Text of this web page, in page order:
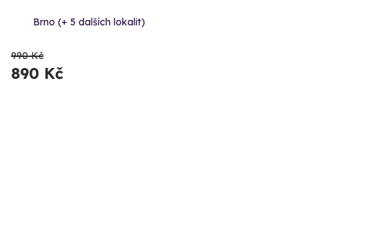
Brno (+ 5 dalších lokalit)
990 Kč
890 Kč